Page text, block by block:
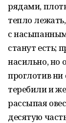
рядами,
тепло
с
станут есть;
насильно, но
проглотив ни
теребили и
рассыпая
десятую